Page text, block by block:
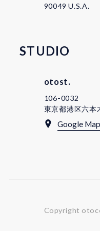
90049 U.S.A.
STUDIO
otost.
106-0032
東京都港区六
Google
Copyright